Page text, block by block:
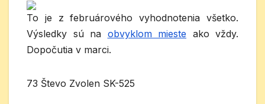
To je z februárového vyhodnotenia všetko.
Výsledky sú na obvyklom mieste ako vždy.
Dopočutia v marci.
73 Števo Zvolen SK-525